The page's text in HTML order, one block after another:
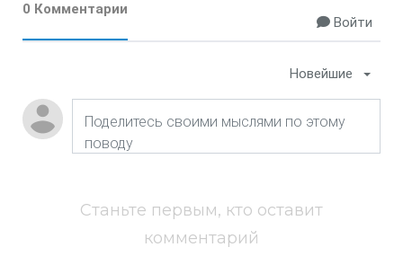
0 Комментарии
Войти
Новейшие
Станьте первым, кто оставит
комментарий